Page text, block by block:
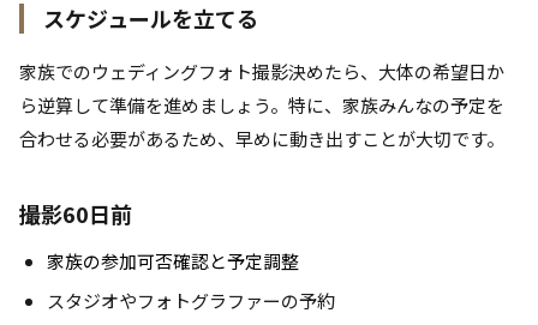
スケジュールを立てる
家族でのウェディングフォト撮影決めたら、大体の希望日か
ら逆算して準備を進めましょう。特に、家族みんなの予定を
合わせる必要があるため、早めに動き出すことが大切です。
撮影60日前
家族の参加可否確認と予定調整
スタジオやフォトグラファーの予約